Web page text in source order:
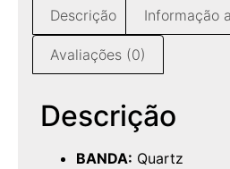
Descrição Informação
Avaliações (0)
Descrição
BANDA: Quartz